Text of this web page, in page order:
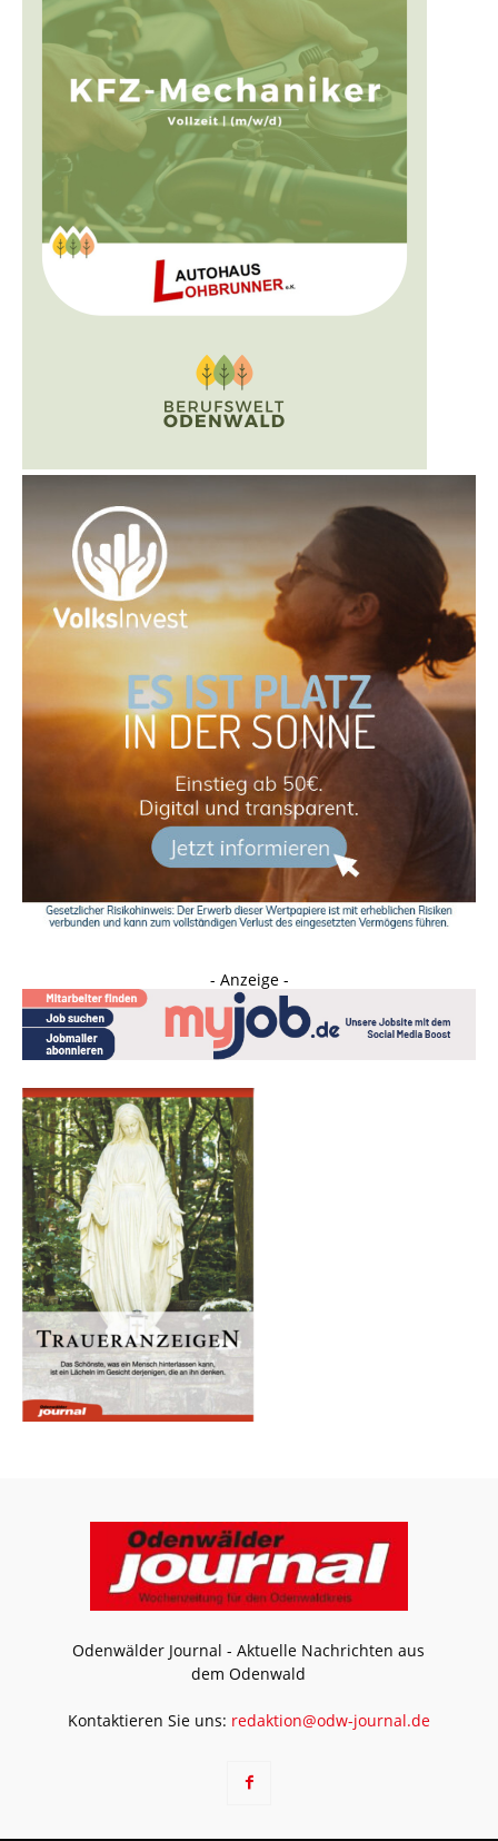
- Anzeige -
Odenwälder Journal - Aktuelle Nachrichten aus
dem Odenwald
Kontaktieren Sie uns: redaktion@odw-journal.de